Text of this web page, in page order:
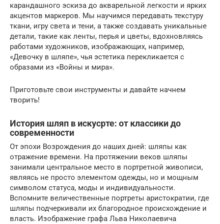
карандашного эскиза до акварельной легкости и ярких
акцентов маркеров. Мы научимся передавать текстуру
ткани, игру света и тени, а также создавать уникальные
детали, такие как ленты, перья и цветы, вдохновляясь
работами художников, изображающих, например,
«Девочку в шляпе», чья эстетика перекликается с
образами из «Войны и мира».
Приготовьте свои инструменты и давайте начнем
творить!
История шляп в искусрте: от классики до
современности
От эпохи Возрождения до наших дней: шляпы как
отражение времени. На протяжении веков шляпы
занимали центральное место в портретной живописи,
являясь не просто элементом одежды, но и мощным
символом статуса, моды и индивидуальности.
Вспомните величественные портреты аристократии, где
шляпы подчеркивали их благородное происхождение и
власть. Изображение графа Льва Николаевича